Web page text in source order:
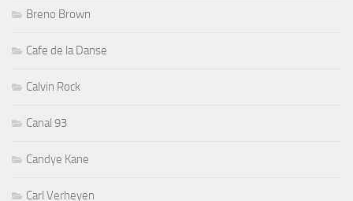
Breno Brown
Cafe de la Danse
Calvin Rock
Canal 93
Candye Kane
Carl Verheyen